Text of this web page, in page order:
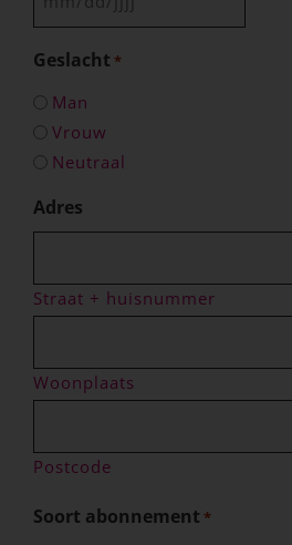
Geslacht *
Man
Vrouw
Neutraal
Adres
Straat + huisnummer
Woonplaats
Postcode
Soort abonnement *